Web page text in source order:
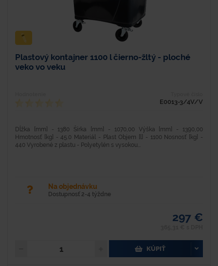
Plastový kontajner 1100 l čierno-žltý - ploché
veko vo veku
E0013-3/4V/V
Dĺžka [mm] - 1380 Šírka [mm] - 1070,00 Výška [mm] - 1390,00
Hmotnosť [kg] - 45.0 Materiál - Plast Objem [l] - 1100 Nosnosť [kg] -
440 Vyrobené z plastu - Polyetylén s vysokou...
Na objednávku
Dostupnosť 2-4 týždne
297 €
KÚPIŤ